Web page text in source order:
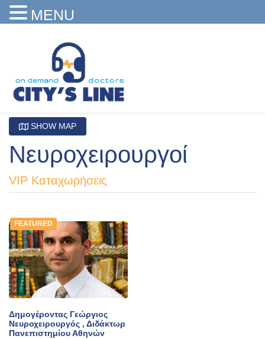
SHOW MAP
Νευροχειρουργοί
VIP Καταχωρήσεις
FEATURED
Δημογέροντας Γεώργιος
Νευροχειρουργός , Διδάκτωρ
Πανεπιστημίου Αθηνών
MENU